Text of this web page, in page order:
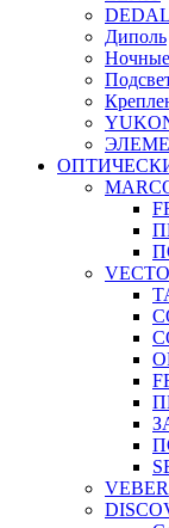
DEDAL
Диполь
Ночные
VEBER